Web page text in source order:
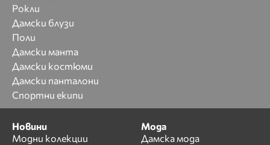
Рокли
Дамски блузи
Поли
Дамски манта
Дамски костюми
Дамски панталони
Спортни екипи
Новини
Модни колекции
Мода
Дамска мода